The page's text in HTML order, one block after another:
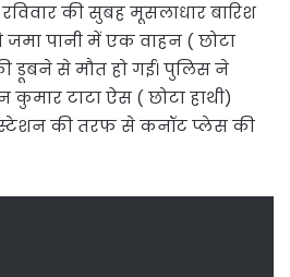
की सुबह मूसलाधार बारिश
जमा पानी में एक वाहन ( छोटा
से मौत हो गई। पुलिस ने
कुमार टाटा ऐस ( छोटा हाथी)
की तरफ से कनॉट प्लेस की